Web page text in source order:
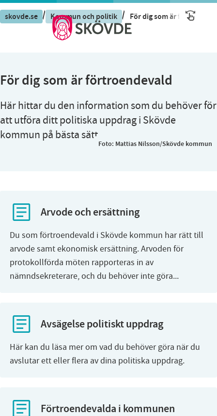
skovde.se / Kommun och politik / För dig som är
För dig som är förtroendevald
Här hittar du den information som du behöver för
att utföra ditt politiska uppdrag i Skövde
kommun på bästa sätt.
Foto: Mattias Nilsson/Skövde kommun
Arvode och ersättning
Du som förtroendevald i Skövde kommun har rätt till
arvode samt ekonomisk ersättning. Arvoden för
protokollförda möten rapporteras in av
nämndsekreterare, och du behöver inte göra...
Avsägelse politiskt uppdrag
Här kan du läsa mer om vad du behöver göra när du
avslutar ett eller flera av dina politiska uppdrag.
Förtroendevalda i kommunen